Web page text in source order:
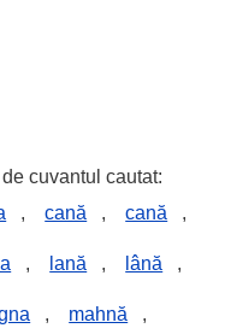
cuvantul cautat:
, cană , cană ,
, lană , lână ,
, mahnă ,